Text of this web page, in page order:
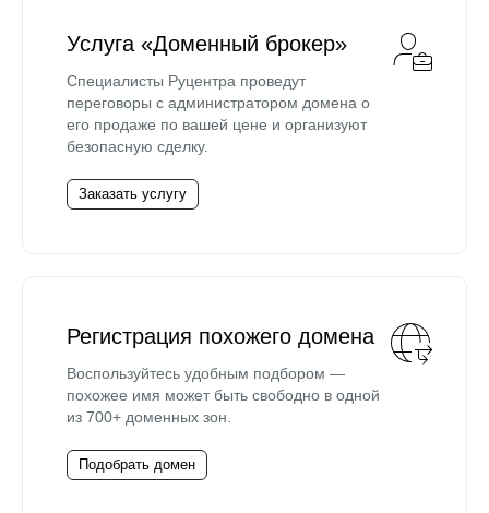
Услуга «Доменный брокер»
Специалисты Руцентра проведут
переговоры с администратором домена о
его продаже по вашей цене и организуют
безопасную сделку.
Заказать услугу
Регистрация похожего домена
Воспользуйтесь удобным подбором —
похожее имя может быть свободно в одной
из 700+ доменных зон.
Подобрать домен